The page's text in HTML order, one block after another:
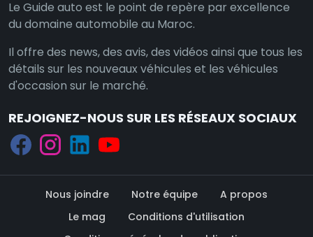
Le Guide auto est le point de repère par excellence
du domaine automobile au Maroc.
Il offre des news, des avis, des vidéos ainsi que tous les
détails sur les nouveaux véhicules et les véhicules
d'occasion sur le marché.
REJOIGNEZ-NOUS SUR LES RÉSEAUX SOCIAUX
Nous joindre Notre équipe
A propos
Le mag
Conditions d'utilisation